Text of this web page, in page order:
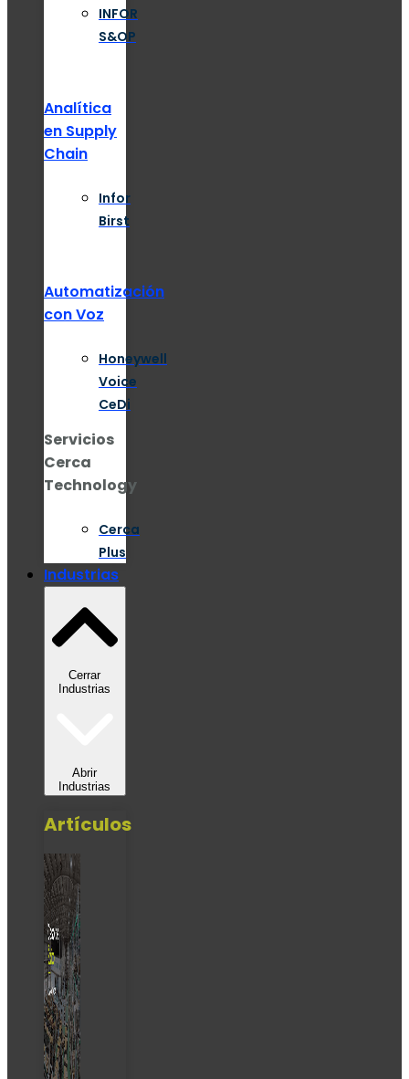
INFOR
S&OP
Analítica
en Supply
Chain
Infor
Birst
Automatización
con Voz
Honeywell
Voice
CeDi
Servicios
Cerca
Technology
Cerca
Plus
Industrias
Cerrar
Industrias
Abrir
Industrias
Artículos